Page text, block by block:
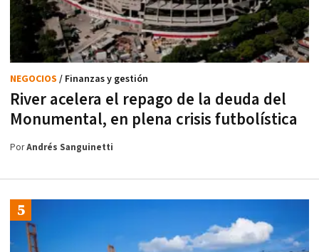
River acelera el repago de la deuda del
Monumental, en plena crisis futbolística
NEGOCIOS / Finanzas y gestión
PorAndrés Sanguinetti